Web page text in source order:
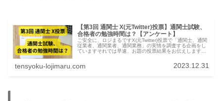
【第3回 通関士 X(元Twitter)投票】通関士試験、
合格者の勉強時間は？【アンケート】
ご安全に、ロジまるですX(元Twitter)投票で「通関士、通関
従業者、通関業者、通関業務」の実情を調査する企画をし
ていますそれでは早速、お題の投票結果をお伝えします通
tensyoku-lojimaru.com 2023.12.31